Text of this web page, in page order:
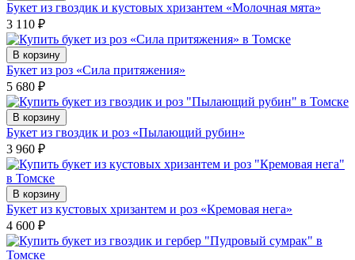
Букет из гвоздик и кустовых хризантем «Молочная мята»
3 110 ₽
В корзину
Букет из роз «Сила притяжения»
5 680 ₽
В корзину
Букет из гвоздик и роз «Пылающий рубин»
3 960 ₽
В корзину
Букет из кустовых хризантем и роз «Кремовая нега»
4 600 ₽